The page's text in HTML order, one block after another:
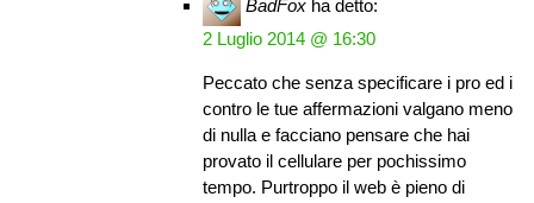
BadFox ha detto:
2 Luglio 2014 @ 16:30
Peccato che senza specificare i pro ed i
contro le tue affermazioni valgano meno
di nulla e facciano pensare che hai
provato il cellulare per pochissimo
tempo. Purtroppo il web è pieno di